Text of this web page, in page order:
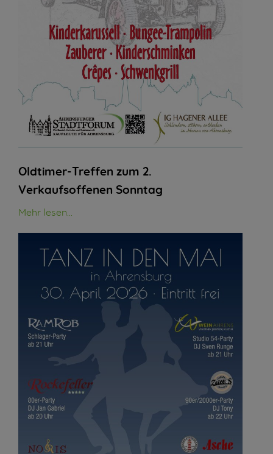
Oldtimer-Treffen zum 2.
Verkaufsoffenen Sonntag
Mehr lesen...